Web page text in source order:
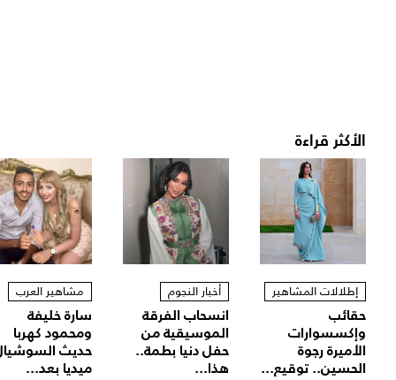
الأكثر قراءة
إطلالات المشاهير
حقائب
وإكسسوارات
الأميرة رجوة
الحسين.. توقيع...
أخبار النجوم
انسحاب الفرقة
الموسيقية من
حفل دنيا بطمة..
هذا...
مشاهير العرب
سارة خليفة
ومحمود كهربا
حديث
ميديا بعد...